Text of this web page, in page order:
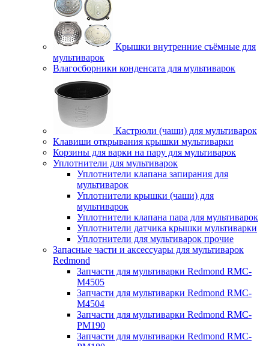
Крышки внутренние съёмные для
мультиварок
Влагосборники конденсата для мультиварок
Кастрюли (чаши) для мультиварок
Клавиши открывания крышки мультиварки
Корзины для варки на пару для мультиварок
Уплотнители для мультиварок
Уплотнители клапана запирания для
мультиварок
Уплотнители крышки (чаши) для
мультиварок
Уплотнители клапана пара для мультиварок
Уплотнители датчика крышки мультиварки
Уплотнители для мультиварок прочие
Запасные части и аксессуары для мультиварок
Redmond
Запчасти для мультиварки Redmond RMC-
M4505
Запчасти для мультиварки Redmond RMC-
M4504
Запчасти для мультиварки Redmond RMC-
PM190
Запчасти для мультиварки Redmond RMC-